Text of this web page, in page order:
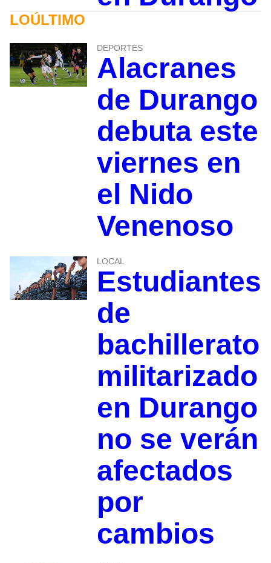
LOÚLTIMO
DEPORTES
Alacranes
de Durango
debuta este
viernes en
el Nido
Venenoso
LOCAL
Estudiantes
de
bachillerato
militarizado
en Durango
no se verán
afectados
por
cambios